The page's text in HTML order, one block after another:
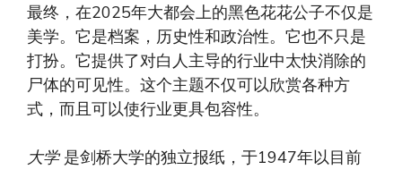
最终，在2025年大都会上的黑色花花公子不仅是
美学。它是档案，历史性和政治性。它也不只是
打扮。它提供了对白人主导的行业中太快消除的
尸体的可见性。这个主题不仅可以欣赏各种方
式，而且可以使行业更具包容性。
大学是剑桥大学的独立报纸，于1947年以目前